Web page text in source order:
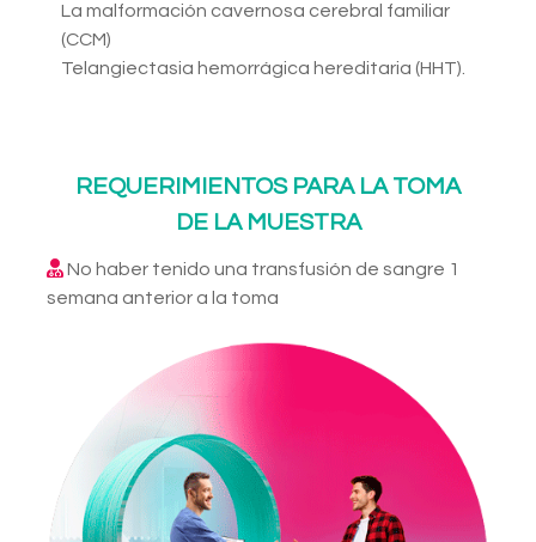
La malformación cavernosa cerebral familiar
(CCM)
Telangiectasia hemorrágica hereditaria (HHT).
REQUERIMIENTOS PARA LA TOMA
DE LA MUESTRA
No haber tenido una transfusión de sangre 1
semana anterior a la toma